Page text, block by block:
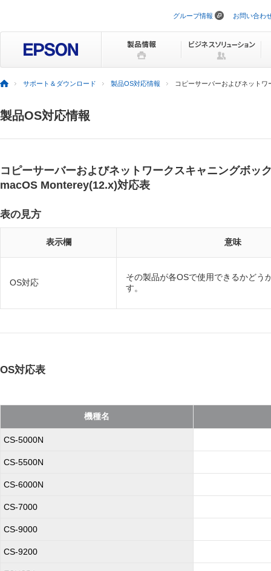
ビ
ョ
グループ情報 お問い合わ
サポート＆ダウンロード 製品OS対応情報 コピーサーバーおよびネット
製品OS対応情報
コピーサーバーおよびネットワークスキャニングボッ
macOS Monterey(12.x)対応表
表の見方
表示欄 意味
OS対応
その製品が各OSで使用できるかどう
す。
OS対応表
機種名
CS-5000N
CS-5500N
CS-6000N
CS-7000
CS-9000
CS-9200